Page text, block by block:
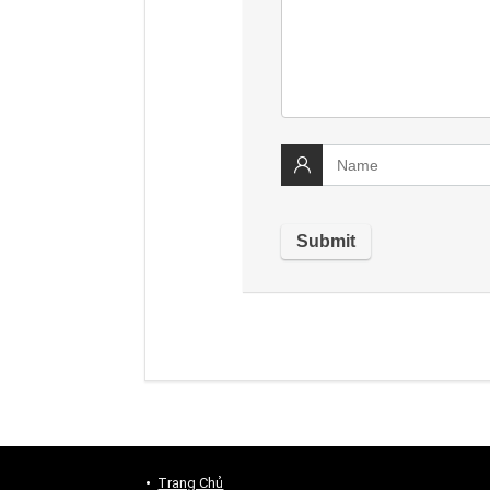
Trang Chủ